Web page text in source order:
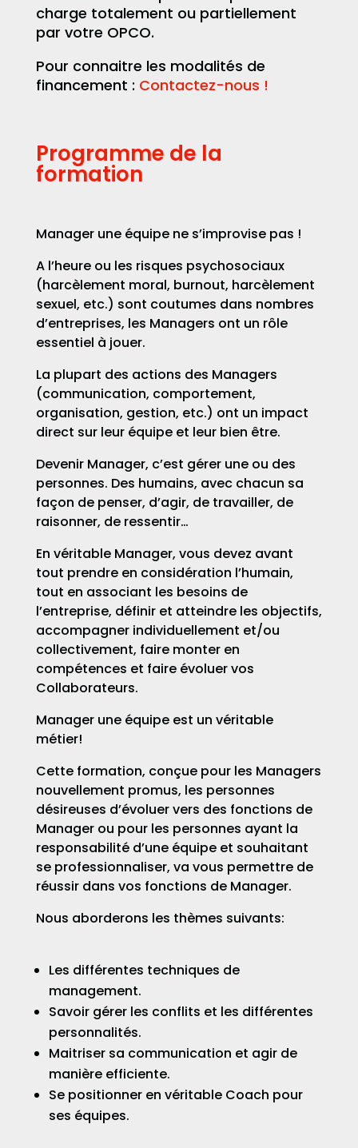
charge totalement ou partiellement
par votre OPCO.
Pour connaitre les modalités de
financement : Contactez-nous !
Programme de la
formation
Manager une équipe ne s’improvise pas !
A l’heure ou les risques psychosociaux
(harcèlement moral, burnout, harcèlement
sexuel, etc.) sont coutumes dans nombres
d’entreprises, les Managers ont un rôle
essentiel à jouer.
La plupart des actions des Managers
(communication, comportement,
organisation, gestion, etc.) ont un impact
direct sur leur équipe et leur bien être.
Devenir Manager, c’est gérer une ou des
personnes. Des humains, avec chacun sa
façon de penser, d’agir, de travailler, de
raisonner, de ressentir…
En véritable Manager, vous devez avant
tout prendre en considération l’humain,
tout en associant les besoins de
l’entreprise, définir et atteindre les objectifs,
accompagner individuellement et/ou
collectivement, faire monter en
compétences et faire évoluer vos
Collaborateurs.
Manager une équipe est un véritable
métier!
Cette formation, conçue pour les Managers
nouvellement promus, les personnes
désireuses d’évoluer vers des fonctions de
Manager ou pour les personnes ayant la
responsabilité d’une équipe et souhaitant
se professionnaliser, va vous permettre de
réussir dans vos fonctions de Manager.
Nous aborderons les thèmes suivants:
Les différentes techniques de
management.
Savoir gérer les conflits et les différentes
personnalités.
Maitriser sa communication et agir de
manière efficiente.
Se positionner en véritable Coach pour
ses équipes.